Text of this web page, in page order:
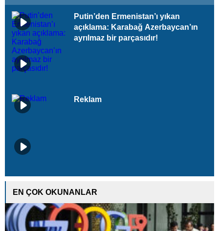
Putin’den Ermenistan’ı yıkan
açıklama: Karabağ Azerbaycan’ın
ayrılmaz bir parçasıdır!
Reklam
EN ÇOK OKUNANLAR